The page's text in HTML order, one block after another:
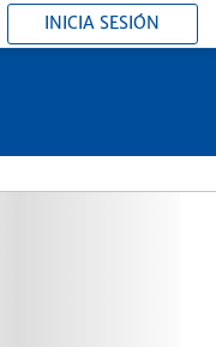
INICIA SESIÓN